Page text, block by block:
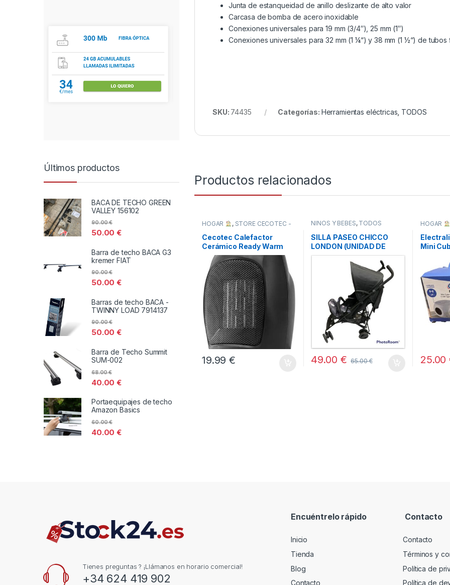
Junta de estanqueidad de anillo deslizante de alto valor
Carcasa de bomba de acero inoxidable
Conexiones universales para 19 mm (3/4″), 25 mm (1″)
Conexiones universales para 32 mm (1 ¼“) y 38 mm (1 ½“) de tubos
SKU: 74435 Categorías: Herramientas eléctricas TODOS
Productos relacionados
HOGAR , STORE CECOTEC -
TODOS
Cecotec Calefactor
Cerámico Ready Warm
6000
19.99€
NIÑOS Y BEBÉS, TODOS
SILLA PASEO CHICCO
LONDON (UNIDAD DE
EXPOSICION – SIN
EMBALAJE ORIGINAL)
49.00 € 65.00€
HOGAR
Mini
25.00
Últimos productos
BACA DE TECHO GREEN
VALLEY 156102
50.00€
90.00€
Barra de techo BACA G3
kremer FIAT
50.00€
90.00€
Barras de techo BACA -
TWINNY LOAD 7914137
50.00€
90.00€
Barra de Techo Summit
SUM-002
40.00€
68.00€
Portaequipajes de techo
Amazon Basics
40.00€
60.00€
Tienes preguntas ? ¡Llámanos en horario comercial!
+34 624 419 902
Encuéntrelo rápido
Inicio
Tienda
Blog
Contacto
Contacto
Contacto
Términos y
Política de
Política de